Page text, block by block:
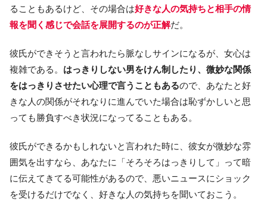
ることもあるけど、その場合は好きな人の気持ちと相手の情
報を聞く感じで会話を展開するのが正解だ。
彼氏ができそうと言われたら脈なしサインになるが、女心は
複雑である。 はっきりしない男をけん制したり、微妙な関係
をはっきりさせたい心理で言うこともあるので、あなたと好
きな人の関係がそれなりに進んでいた場合は恥ずかしいと思
っても勝負すべき状況になってることもある。
彼氏ができるかもしれないと言われた時に、彼女が微妙な雰
囲気を出すなら、あなたに「そろそろはっきりして」って暗
に伝えてきてる可能性があるので、悪いニュースにショック
を受けるだけでなく、好きな人の気持ちを聞いておこう。